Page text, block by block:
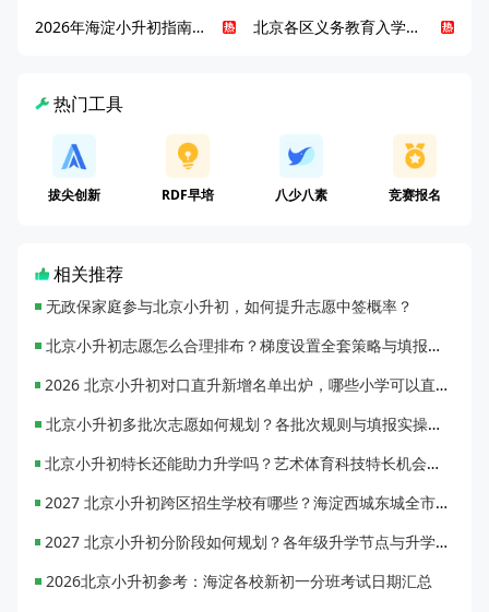
2026年海淀小升初指南，一文了解招生政策要点
北京各区义务教育入学咨询电话汇总，25年小升初家长提前收藏
热门工具
拔尖创新 RDF早培 八少八素 竞赛报名
相关推荐
无政保家庭参与北京小升初，如何提升志愿中签概率？
北京小升初志愿怎么合理排布？梯度设置全套策略与填报避坑指南
2026 北京小升初对口直升新增名单出炉，哪些小学可以直升优质初中？
北京小升初多批次志愿如何规划？各批次规则与填报实操指南
北京小升初特长还能助力升学吗？艺术体育科技特长机会与误区全面解析
2027 北京小升初跨区招生学校有哪些？海淀西城东城全市招生校完整汇总
2027 北京小升初分阶段如何规划？各年级升学节点与升学通道全梳理
2026北京小升初参考：海淀各校新初一分班考试日期汇总